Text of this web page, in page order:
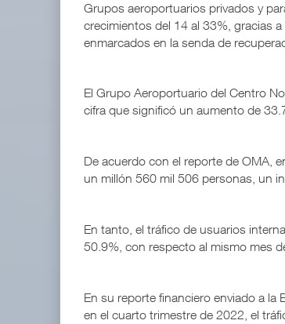
Grupos aeroportuarios privados y
crecimientos del 14 al 33%, gracias
enmarcados en la senda de
El Grupo Aeroportuario del Centro
cifra que significó un aumento de
De acuerdo con el reporte de OMA,
un millón 560 mil 506 personas, un
En tanto, el tráfico de usuarios
50.9%, con respecto al mismo mes
En su reporte financiero enviado a la
en el cuarto trimestre de 2022, el